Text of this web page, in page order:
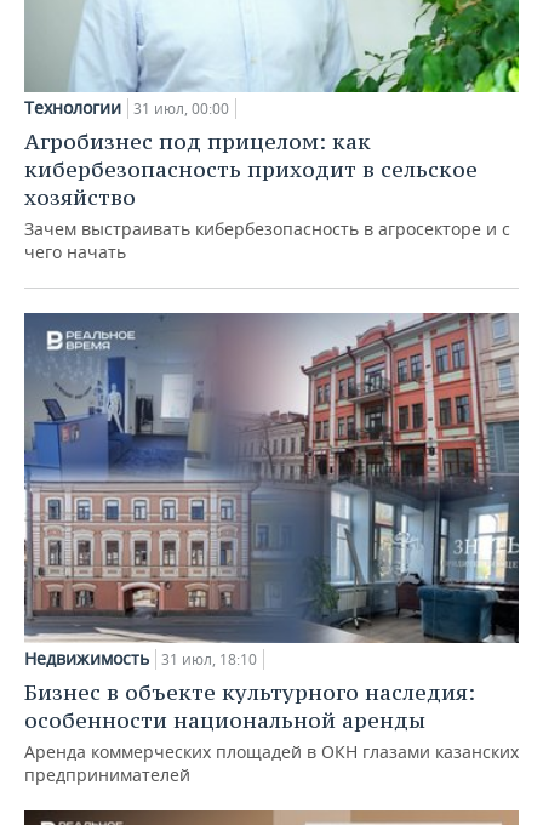
Технологии 31 июл, 00:00
Агробизнес под прицелом: как
кибербезопасность приходит в сельское
хозяйство
Зачем выстраивать кибербезопасность в агросекторе и с
чего начать
Недвижимость 31 июл, 18:10
Бизнес в объекте культурного наследия:
особенности национальной аренды
Аренда коммерческих площадей в ОКН глазами казанских
предпринимателей